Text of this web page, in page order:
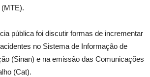
(MTE).
pública foi discutir formas de incrementar
no Sistema de Informação de
(Sinan) e na emissão das Comunicações
(Cat).